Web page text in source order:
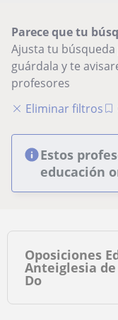
Parece que tu
Ajusta tu
guárdala y te
profesores
Eliminar filtros
Estos
educación
Oposiciones
Anteiglesia
Do